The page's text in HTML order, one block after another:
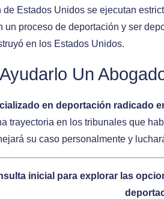
de Estados Unidos se ejecutan
un proceso de deportación y ser
en los Estados Unidos.
Un
en deportación radicado
trayectoria en los tribunales que
su caso personalmente y
inicial para explorar las